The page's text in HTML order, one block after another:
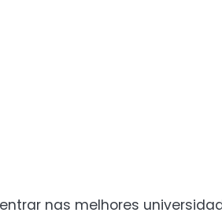
nas melhores